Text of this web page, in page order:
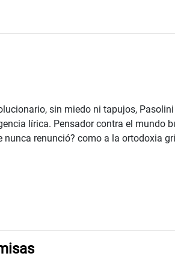
sin miedo ni tapujos,
lírica. Pensador contra el mundo
renunció? como a la ortodoxia